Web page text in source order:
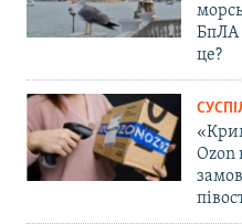
БпЛА
це?